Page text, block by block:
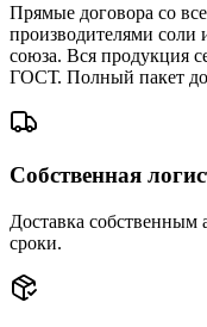
Прямые договора со
производителями
союза. Вся продукция
ГОСТ. Полный пакет
Собственная
Доставка собственным
сроки.